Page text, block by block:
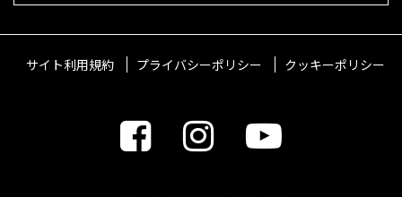
サイト利用規約 プライバシーポリシー クッキーポリシー